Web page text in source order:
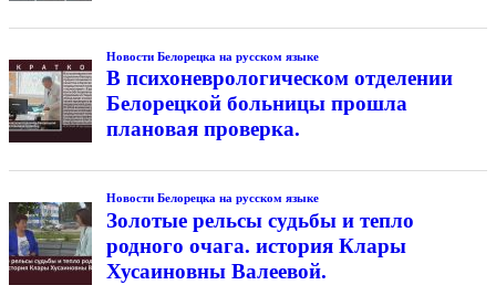
Новости Белорецка на русском языке
В психоневрологическом отделении
Белорецкой больницы прошла
плановая проверка.
Новости Белорецка на русском языке
Золотые рельсы судьбы и тепло
родного очага. история Клары
Хусаиновны Валеевой.